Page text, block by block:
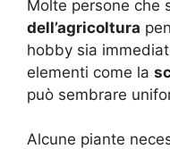
Molte persone che
dell’agricoltura
hobby sia
elementi come la
può sembrare
Alcune piante